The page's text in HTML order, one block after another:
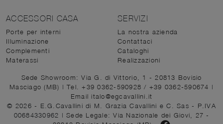
ACCESSORI CASA
Porte per interni
Illuminazione
Complementi
Materassi
SERVIZI
La nostra azienda
Contattaci
Cataloghi
Realizzazioni
Sede Showroom: Via G. di Vittorio, 1 - 20813 Bovisio
Masciago (MB) | Tel. +39 0362-590928/ +39 0362-590674 |
Email italo@egcavallini.it
© 2026 - E.G.Cavallini di M. Grazia Cavallini e C. Sas - P.IVA
00684330962 | Sede Legale: Via Nazionale dei Giovi, 27 -